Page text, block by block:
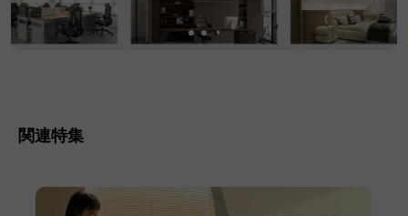
関連特集